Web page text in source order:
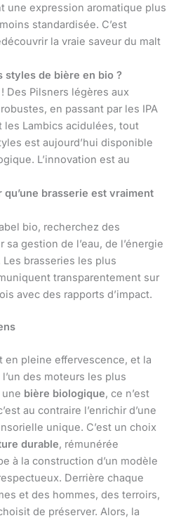
une expression aromatique plus
standardisée. C’est
la vraie saveur du malt
styles de bière en bio ?
Des Pilsners légères aux
en passant par les IPA
les Lambics acidulées, tout
est aujourd’hui disponible
L’innovation est au
brasserie est vraiment
bio, recherchez des
sa gestion de l’eau, de l’énergie
brasseries les plus
transparentement sur
avec des rapports d’impact.
en pleine effervescence, et la
des moteurs les plus
bière biologique, ce n’est
au contraire l’enrichir d’une
unique. C’est un choix
durable, rémunérée
à la construction d’un modèle
Derrière chaque
et des hommes, des terroirs,
de préserver. Alors, la